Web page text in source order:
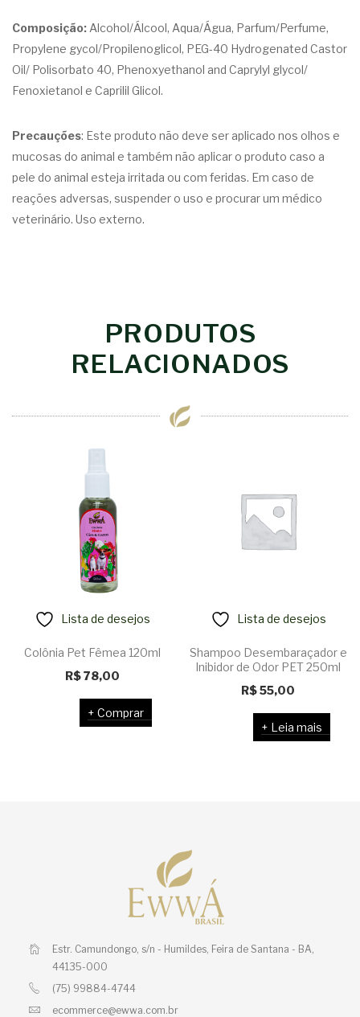
Composição: Alcohol/Álcool, Aqua/Água, Parfum/Perfume,
Propylene gycol/Propilenoglicol, PEG-40 Hydrogenated Castor
Oil/ Polisorbato 40, Phenoxyethanol and Caprylyl glycol/
Fenoxietanol e Caprilil Glicol.
Precauções: Este produto não deve ser aplicado nos olhos e
mucosas do animal e também não aplicar o produto caso a
pele do animal esteja irritada ou com feridas. Em caso de
reações adversas, suspender o uso e procurar um médico
veterinário. Uso externo.
PRODUTOS
RELACIONADOS
Lista de desejos
Colônia Pet Fêmea 120ml
R$78,00
Comprar
Lista de desejos
Shampoo Desembaraçador e
Inibidor de Odor PET 250ml
R$55,00
Leia mais
Estr. Camundongo, s/n - Humildes, Feira de Santana - BA,
44135-000
(75) 99884-4744
ecommerce@ewwa.com.br